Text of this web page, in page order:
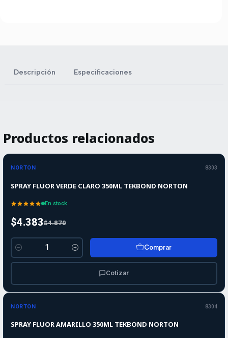
Descripción Especificaciones
Productos relacionados
-10%
-10%OFF
NORTON 8303
SPRAY FLUOR VERDE CLARO 350ML TEKBOND NORTON
En stock
$4.383$4.870
Cantidad
Comprar
Cotizar
-10%OFF
NORTON 8304
SPRAY FLUOR AMARILLO 350ML TEKBOND NORTON